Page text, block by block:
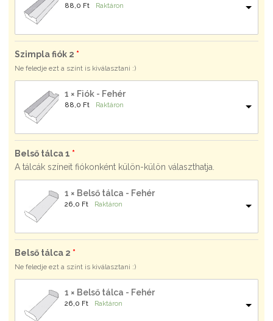
88,0 Ft Raktáron
Szimpla fiók 2
Ne feledje ezt a színt is kiválasztani :)
1 × Fiók - Fehér
88,0 Ft Raktáron
Belső tálca 1
A tálcák színeit fiókonként külön-külön választhatja.
1 × Belső tálca - Fehér
26,0 Ft Raktáron
Belső tálca 2
Ne feledje ezt a színt is kiválasztani :)
1 × Belső tálca - Fehér
26,0 Ft Raktáron